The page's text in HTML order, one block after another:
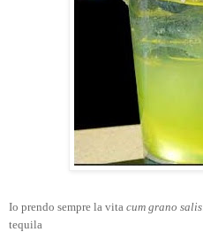
Io prendo sempre la vita cum grano salis
tequila